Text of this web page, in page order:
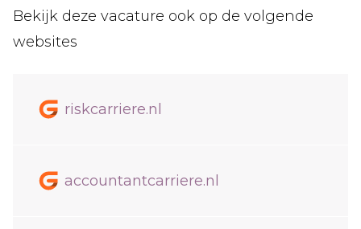
Bekijk deze vacature ook op de volgende
websites
riskcarriere.nl
accountantcarriere.nl